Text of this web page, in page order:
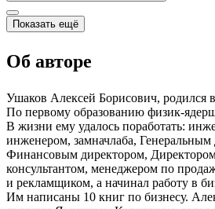
Показать ещё
Об авторе
Ушаков Алексей Борисович, родился
По первому образованию физик-
В жизни ему удалось поработать:
инженером, замначлаба, Генеральным
Финансовым директором,
консультантом, менеджером по
и рекламщиком, а начинал работу в
Им написаны 10 книг по бизнесу.